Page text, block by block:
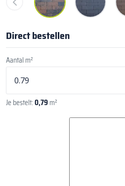
Direct bestellen
Aantal m²
Je bestelt:0,79m²